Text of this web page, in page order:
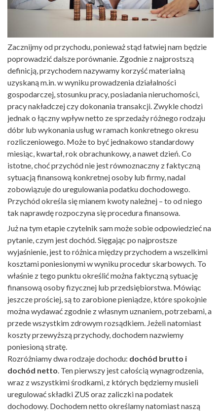
Zacznijmy od przychodu, ponieważ stąd łatwiej nam będzie
poprowadzić dalsze porównanie. Zgodnie z najprostszą
definicją, przychodem nazywamy korzyść materialną
uzyskaną m.in. w wyniku prowadzenia działalności
gospodarczej, stosunku pracy, posiadania nieruchomości,
pracy nakładczej czy dokonania transakcji. Zwykle chodzi
jednak o łączny wpływ netto ze sprzedaży różnego rodzaju
dóbr lub wykonania usług w ramach konkretnego okresu
rozliczeniowego. Może to być jednakowo standardowy
miesiąc, kwartał, rok obrachunkowy, a nawet dzień. Co
istotne, choć przychód nie jest równoznaczny z faktyczną
sytuacją finansową konkretnej osoby lub firmy, nadal
zobowiązuje do uregulowania podatku dochodowego.
Przychód określa się mianem kwoty należnej – to od niego
tak naprawdę rozpoczyna się procedura finansowa.
Już na tym etapie czytelnik sam może sobie odpowiedzieć na
pytanie, czym jest dochód. Sięgając po najprostsze
wyjaśnienie, jest to różnica między przychodem a wszelkimi
kosztami poniesionymi w wyniku procedur skarbowych. To
właśnie z tego punktu określić można faktyczną sytuację
finansową osoby fizycznej lub przedsiębiorstwa. Mówiąc
jeszcze prościej, są to zarobione pieniądze, które spokojnie
można wydawać zgodnie z własnym uznaniem, potrzebami, a
przede wszystkim zdrowym rozsądkiem. Jeżeli natomiast
koszty przewyższą przychody, dochodem nazwiemy
poniesioną stratę.
Rozróżniamy dwa rodzaje dochodu: dochód brutto i
dochód netto . Ten pierwszy jest całością wynagrodzenia,
wraz z wszystkimi środkami, z których będziemy musieli
uregulować składki ZUS oraz zaliczki na podatek
dochodowy. Dochodem netto określamy natomiast naszą